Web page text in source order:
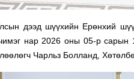
дээд шүүхийн Ерөнхий
нар 2026 оны 05-р сарын
Чарльз Болланд,